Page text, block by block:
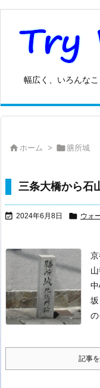
幅広く、いろんなこ
 ホーム >  膳所城
三条大橋から石
 2024年6月8日  ウォ
坂
記事